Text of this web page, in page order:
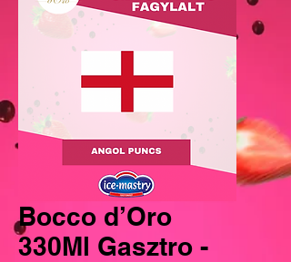
Bocco d’Oro
330Ml Gasztro -